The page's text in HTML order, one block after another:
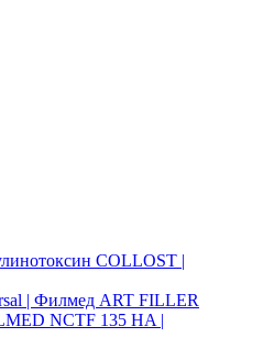
COLLOST |
| Филмед ART FILLER
NCTF 135 HA |